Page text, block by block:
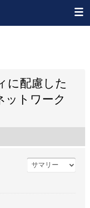
に配慮した
ットワーク